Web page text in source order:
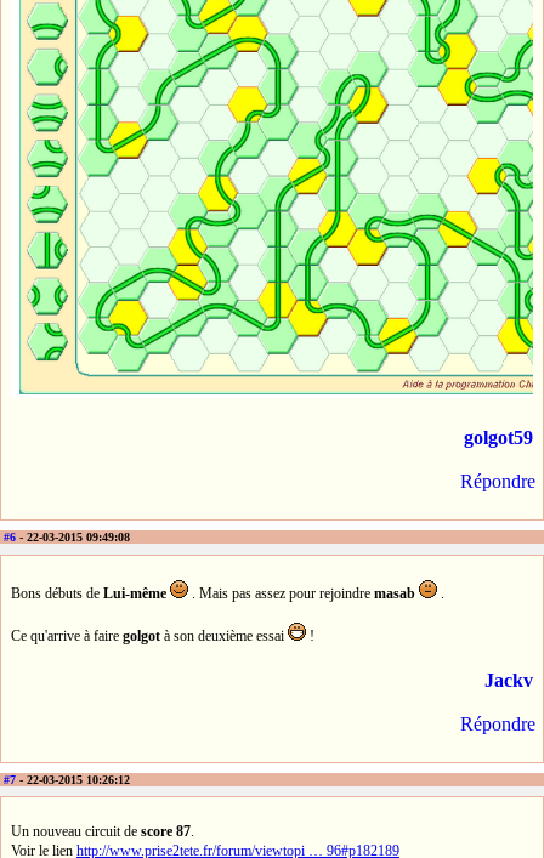
golgot59
Répondre
#6 - 22-03-2015 09:49:08
Bons débuts de Lui-même . Mais pas assez pour rejoindre masab
Ce qu'arrive à faire golgot à son deuxième essai !
Jackv
Répondre
#7 - 22-03-2015 10:26:12
Un nouveau circuit de score 87.
Voir le lien http://www.prise2tete.fr/forum/viewtopi … 96#p182189